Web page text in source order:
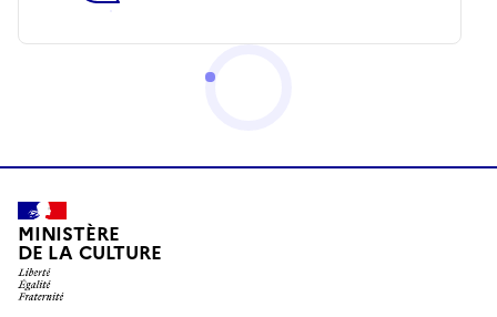
MINISTÈRE
DE LA CULTURE